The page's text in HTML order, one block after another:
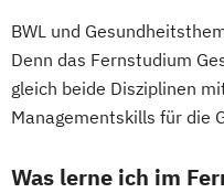
BWL und
Denn das Fernstudium
gleich beide Disziplinen
Managementskills für die
Was lerne ich im